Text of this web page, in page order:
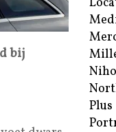
bij
Plus